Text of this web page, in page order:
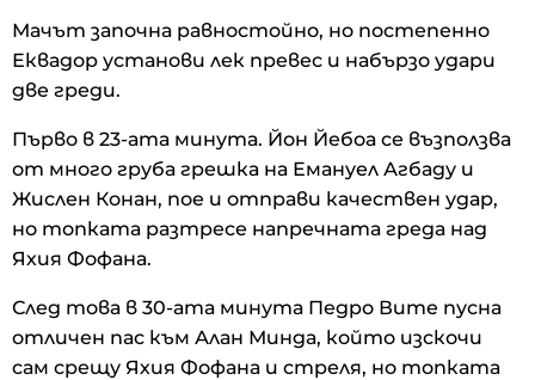
Мачът започна равностойно, но постепенно
Еквадор установи лек превес и набързо удари
две греди.
Първо в 23-ата минута. Йон Йебоа се възползва
от много груба грешка на Емануел Агбаду и
Жислен Конан, пое и отправи качествен удар,
но топката разтресе напречната греда над
Яхия Фофана.
След това в 30-ата минута Педро Вите пусна
отличен пас към Алан Минда, който изскочи
сам срещу Яхия Фофана и стреля, но топката